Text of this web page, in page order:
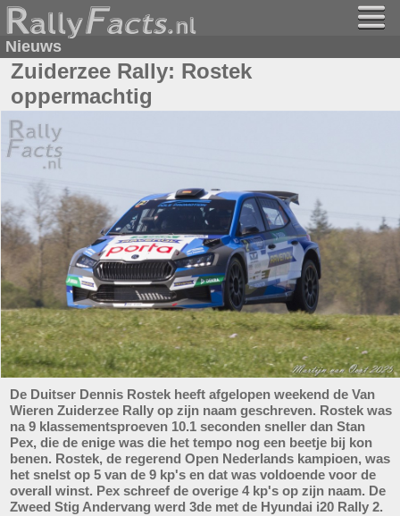
Nieuws
Zuiderzee Rally: Rostek
oppermachtig
De Duitser Dennis Rostek heeft afgelopen weekend de Van
Wieren Zuiderzee Rally op zijn naam geschreven. Rostek was
na 9 klassementsproeven 10.1 seconden sneller dan Stan
Pex, die de enige was die het tempo nog een beetje bij kon
benen. Rostek, de regerend Open Nederlands kampioen, was
het snelst op 5 van de 9 kp's en dat was voldoende voor de
overall winst. Pex schreef de overige 4 kp's op zijn naam. De
Zweed Stig Andervang werd 3de met de Hyundai i20 Rally 2.